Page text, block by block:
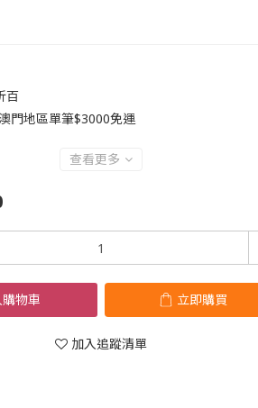
百
門地區單筆$3000免運
查看更多
物車 立即購買
加入追蹤清單